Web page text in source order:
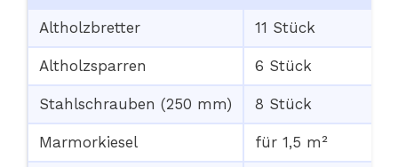
Altholzbretter 11 Stück
Altholzsparren 6 Stück
Stahlschrauben (250 mm) 8 Stück
Marmorkiesel für 1,5 m²